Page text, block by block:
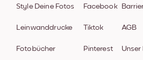
Style Deine Fotos
Leinwanddrucke
Fotobücher
Facebook
Tiktok
Pinterest
AGB
Unser